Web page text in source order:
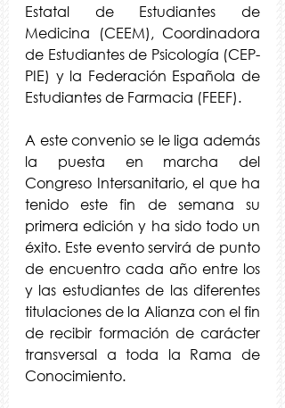
Estatal de Estudiantes de
Medicina (CEEM), Coordinadora
de Estudiantes de Psicología (CEP-
PIE) y la Federación Española de
Estudiantes de Farmacia (FEEF).
A este convenio se le liga además
la puesta en marcha del
Congreso Intersanitario, el que ha
tenido este fin de semana su
primera edición y ha sido todo un
éxito. Este evento servirá de punto
de encuentro cada año entre los
y las estudiantes de las diferentes
titulaciones de la Alianza con el fin
de recibir formación de carácter
transversal a toda la Rama de
Conocimiento.